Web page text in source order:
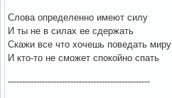
Слова определенно имеют силу
И ты не в силах ее сдержать
Скажи все что хочешь поведать миру
И кто-то не сможет спокойно спать
--------------------------------------------------